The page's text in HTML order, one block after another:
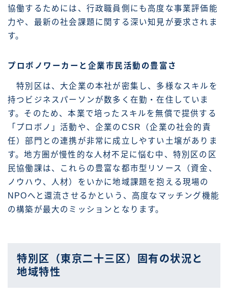
協働するためには、行政職員側にも高度な事業評価能
力や、最新の社会課題に関する深い知見が要求されま
す。
プロボノワーカーと企業市民活動の豊富さ
特別区は、大企業の本社が密集し、多様なスキルを
持つビジネスパーソンが数多く在勤・在住していま
す。そのため、本業で培ったスキルを無償で提供する
「プロボノ」活動や、企業のCSR（企業の社会的責
任）部門との連携が非常に成立しやすい土壌がありま
す。地方圏が慢性的な人材不足に悩む中、特別区の区
民協働課は、これらの豊富な都市型リソース（資金、
ノウハウ、人材）をいかに地域課題を抱える現場の
NPOへと還流させるかという、高度なマッチング機能
の構築が最大のミッションとなります。
特別区（東京二十三区）固有の状況と
地域特性